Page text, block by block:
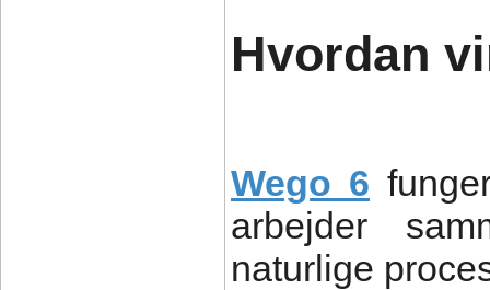
Hvordan
Wego 6
arbejder
naturlige